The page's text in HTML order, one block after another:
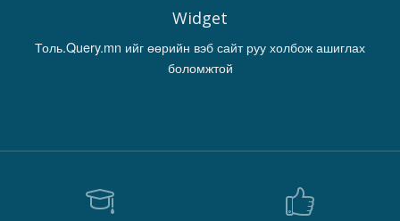
Widget
Толь.Query.mn ийг өөрийн вэб сайт руу холбож ашиглах
боломжтой